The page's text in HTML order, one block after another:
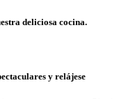
deliciosa cocina.
y relájese